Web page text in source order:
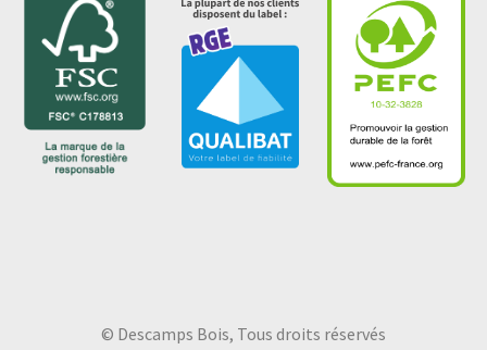
© Descamps Bois, Tous droits réservés